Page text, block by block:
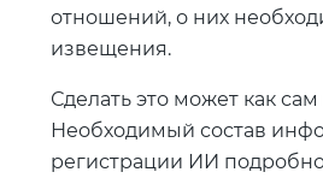
отношений, о них
извещения.
Сделать это может как
Необходимый состав
регистрации ИИ